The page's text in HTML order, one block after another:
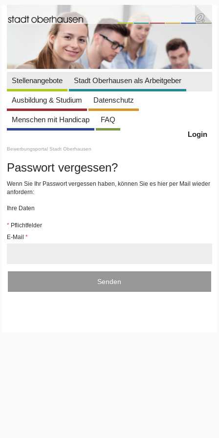
Stellenangebote Stadt Oberhausen als Arbeitgeber
Ausbildung & Studium Datenschutz
Menschen mit Handicap
FAQ
Login
Bewerbungsportal Stadt Oberhausen
Passwort vergessen?
Wenn Sie Ihr Passwort vergessen haben, können Sie es hier per Mail wieder
anfordern:
Ihre Daten
* Pflichtfelder
E-Mail*
Senden